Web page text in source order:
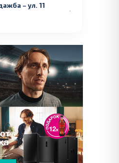
– ул. 11
Селман Туризам)